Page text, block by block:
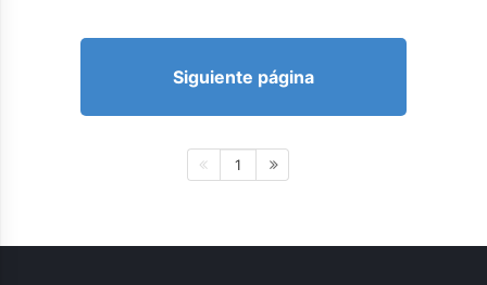
Siguiente página
1